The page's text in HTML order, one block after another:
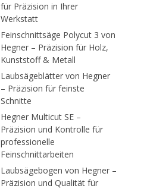
für Präzision in Ihrer
Werkstatt
Feinschnittsäge Polycut 3 von
Hegner – Präzision für Holz,
Kunststoff & Metall
Laubsägeblätter von Hegner
– Präzision für feinste
Schnitte
Hegner Multicut SE –
Präzision und Kontrolle für
professionelle
Feinschnittarbeiten
Laubsägebogen von Hegner –
Präzision und Qualität für